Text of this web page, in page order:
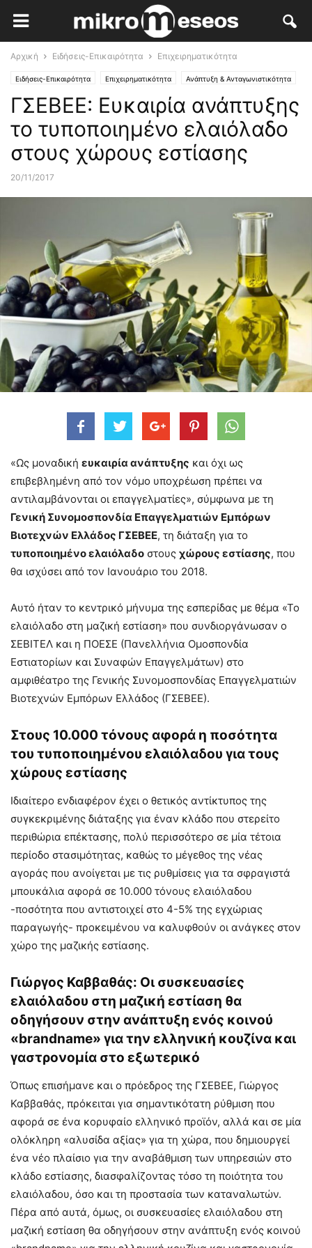
Αρχική Ειδήσεις-Επικαιρότητα Επιχειρηματικότητα
Ειδήσεις-Επικαιρότητα Επιχειρηματικότητα Ανάπτυξη & Ανταγωνιστικότητα
ΓΣΕΒΕΕ: Ευκαιρία ανάπτυξης
το τυποποιημένο ελαιόλαδο
στους χώρους εστίασης
20/11/2017
«Ως μοναδική ευκαιρία ανάπτυξης και όχι ως
επιβεβλημένη από τον νόμο υποχρέωση πρέπει να
αντιλαμβάνονται οι επαγγελματίες», σύμφωνα με τη
Γενική Συνομοσπονδία Επαγγελματιών Εμπόρων
Βιοτεχνών Ελλάδος ΓΣΕΒΕΕ, τη διάταξη για το
τυποποιημένο ελαιόλαδο στους χώρους εστίασης, που
θα ισχύσει από τον Ιανουάριο του 2018.
Αυτό ήταν το κεντρικό μήνυμα της εσπερίδας με θέμα «Το
ελαιόλαδο στη μαζική εστίαση» που συνδιοργάνωσαν ο
ΣΕΒΙΤΕΛ και η ΠΟΕΣΕ (Πανελλήνια Ομοσπονδία
Εστιατορίων και Συναφών Επαγγελμάτων) στο
αμφιθέατρο της Γενικής Συνομοσπονδίας Επαγγελματιών
Βιοτεχνών Εμπόρων Ελλάδος (ΓΣΕΒΕΕ).
Στους 10.000 τόνους αφορά η ποσότητα
του τυποποιημένου ελαιόλαδου για τους
χώρους εστίασης
Ιδιαίτερο ενδιαφέρον έχει ο θετικός αντίκτυπος της
συγκεκριμένης διάταξης για έναν κλάδο που στερείτο
περιθώρια επέκτασης, πολύ περισσότερο σε μία τέτοια
περίοδο στασιμότητας, καθώς το μέγεθος της νέας
αγοράς που ανοίγεται με τις ρυθμίσεις για τα σφραγιστά
μπουκάλια αφορά σε 10.000 τόνους ελαιόλαδου
-ποσότητα που αντιστοιχεί στο 4-5% της εγχώριας
παραγωγής- προκειμένου να καλυφθούν οι ανάγκες στον
χώρο της μαζικής εστίασης.
Γιώργος Καββαθάς: Οι συσκευασίες
ελαιόλαδου στη μαζική εστίαση θα
οδηγήσουν στην ανάπτυξη ενός κοινού
«brandname» για την ελληνική κουζίνα και
γαστρονομία στο εξωτερικό
Όπως επισήμανε και ο πρόεδρος της ΓΣΕΒΕΕ, Γιώργος
Καββαθάς, πρόκειται για σημαντικότατη ρύθμιση που
αφορά σε ένα κορυφαίο ελληνικό προϊόν, αλλά και σε μία
ολόκληρη «αλυσίδα αξίας» για τη χώρα, που δημιουργεί
ένα νέο πλαίσιο για την αναβάθμιση των υπηρεσιών στο
κλάδο εστίασης, διασφαλίζοντας τόσο τη ποιότητα του
ελαιόλαδου, όσο και τη προστασία των καταναλωτών.
Πέρα από αυτά, όμως, οι συσκευασίες ελαιόλαδου στη
μαζική εστίαση θα οδηγήσουν στην ανάπτυξη ενός κοινού